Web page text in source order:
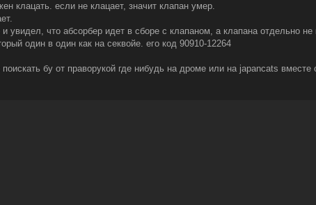
клацать. если не клацает, значит клапан умер.
увидел, что абсорбер идет в сборе с клапаном, а клапана отдельно не
один в один как на секвойе. его код 90910-12264
бу от праворукой где нибудь на дроме или на japancats